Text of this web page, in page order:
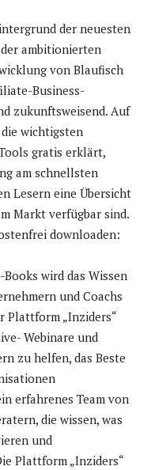
der neuesten
ambitionierten
von Blaufisch
Business-
zukunftsweisend. Auf
wichtigsten
gratis erklärt,
am schnellsten
Lesern eine Übersicht
Markt verfügbar sind.
downloaden:
wird das Wissen
und Coachs
Plattform „Inziders“
Webinare und
zu helfen, das Beste
erfahrenes Team von
die wissen, was
und
Plattform „Inziders“